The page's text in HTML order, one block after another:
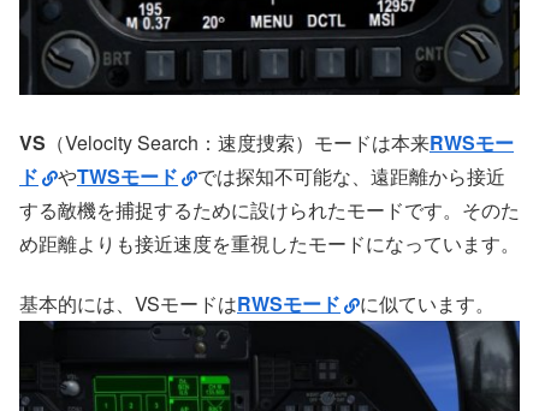
VS （Velocity Search：速度捜索）モードは本来RWSモー
ド
やTWSモード
では探知不可能な、遠距離から接近
する敵機を捕捉するために設けられたモードです。そのた
め距離よりも接近速度を重視したモードになっています。
基本的には、VSモードはRWSモード に似ています。